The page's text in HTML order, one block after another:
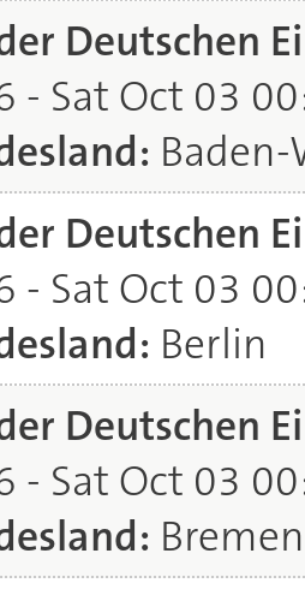
Deutschen
- Sat Oct 03
Deutschen
- Sat Oct 03
Berlin
Deutschen
- Sat Oct 03
Bremen